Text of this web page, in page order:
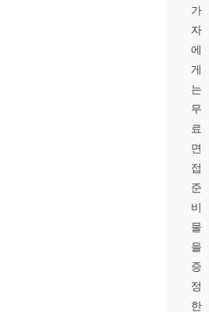
가
자
에
게
는
무
료
면
접
준
비
물
을
증
정
한